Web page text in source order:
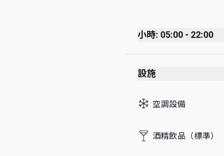
小時: 05:00 - 22:00
Monday
Tuesday
Thursday
Friday
設施
空調設備
酒精飲品（標準）